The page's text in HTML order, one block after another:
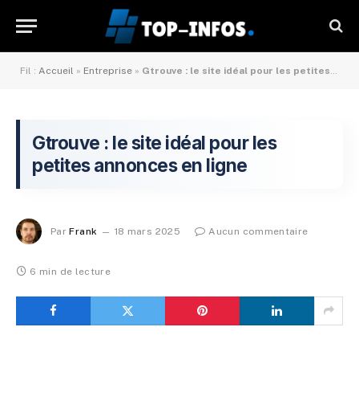
Fil : Accueil » Entreprise » Gtrouve : le site idéal pour les petites annonces en ligne
Gtrouve : le site idéal pour les
petites annonces en ligne
Par Frank 18 mars 2025 Aucun commentaire
6 min de lecture